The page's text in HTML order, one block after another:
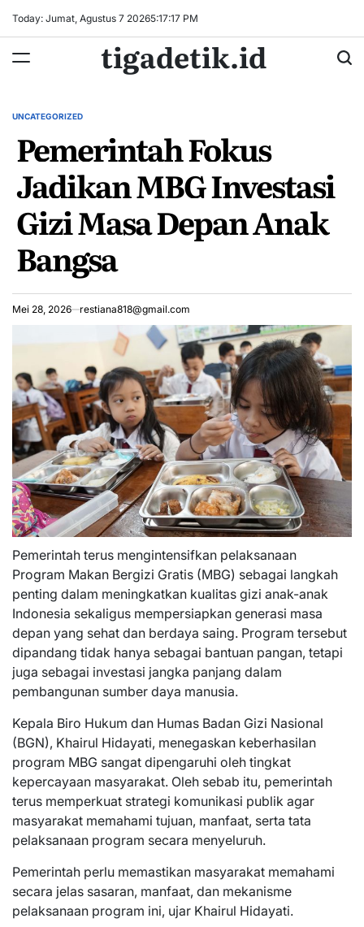
Today: Jumat, Agustus 7 20265:17:17 PM
tigadetik.id
POSTED
UNCATEGORIZED
Pemerintah Fokus
Jadikan MBG Investasi
Gizi Masa Depan Anak
Bangsa
Mei 28, 2026 restiana818@gmail.com
Pemerintah terus mengintensifkan pelaksanaan
Program Makan Bergizi Gratis (MBG) sebagai langkah
penting dalam meningkatkan kualitas gizi anak-anak
Indonesia sekaligus mempersiapkan generasi masa
depan yang sehat dan berdaya saing. Program tersebut
dipandang tidak hanya sebagai bantuan pangan, tetapi
juga sebagai investasi jangka panjang dalam
pembangunan sumber daya manusia.
Kepala Biro Hukum dan Humas Badan Gizi Nasional
(BGN), Khairul Hidayati, menegaskan keberhasilan
program MBG sangat dipengaruhi oleh tingkat
kepercayaan masyarakat. Oleh sebab itu, pemerintah
terus memperkuat strategi komunikasi publik agar
masyarakat memahami tujuan, manfaat, serta tata
pelaksanaan program secara menyeluruh.
Pemerintah perlu memastikan masyarakat memahami
secara jelas sasaran, manfaat, dan mekanisme
pelaksanaan program ini, ujar Khairul Hidayati.